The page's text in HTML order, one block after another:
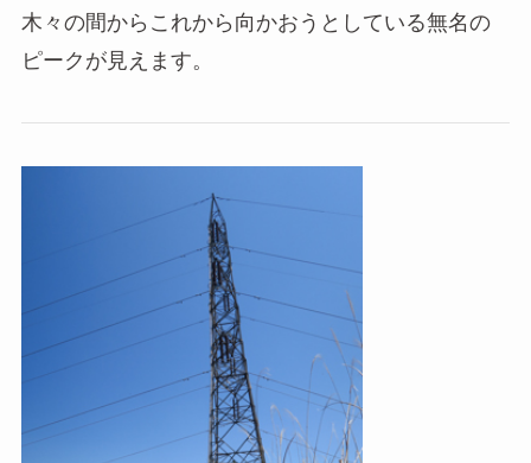
木々の間からこれから向かおうとしている無名の
ピークが見えます。